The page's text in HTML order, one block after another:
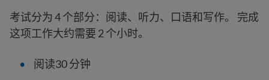
考试分为 4 个部分：阅读、听力、口语和写作。 完成
这项工作大约需要 2 个小时。
阅读30 分钟